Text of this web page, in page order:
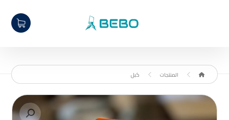
المنتجات كبل
تكبير الصورة